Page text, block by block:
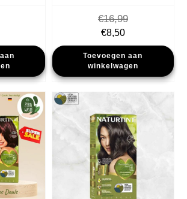
€16,99
Oorspronkelijke
prijs
was:
€16,99.
€8,50Huidige
prijs
is:
€8,50.
Toevoegen aan
winkelwagen